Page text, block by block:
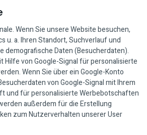
Wenn Sie unsere Website besuchen,
u. a. Ihren Standort, Suchverlauf und
demografische Daten (Besucherdaten).
Hilfe von Google-Signal für personalisierte
Wenn Sie über ein Google-Konto
von Google-Signal mit Ihrem
und für personalisierte Werbebotschaften
außerdem für die Erstellung
zum Nutzerverhalten unserer User